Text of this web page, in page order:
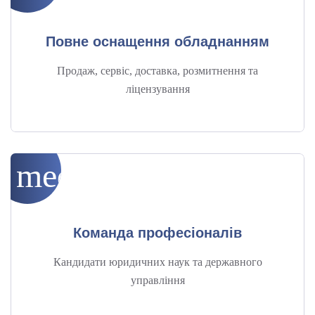
Повне оснащення обладнанням
Продаж, сервіс, доставка, розмитнення та
ліцензування
medical_services
Команда професіоналів
Кандидати юридичних наук та державного
управління